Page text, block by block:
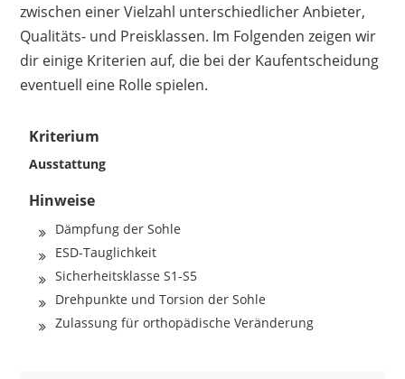
zwischen einer Vielzahl unterschiedlicher Anbieter,
Qualitäts- und Preisklassen. Im Folgenden zeigen wir
dir einige Kriterien auf, die bei der Kaufentscheidung
eventuell eine Rolle spielen.
Kriterium
Ausstattung
Hinweise
Dämpfung der Sohle
ESD-Tauglichkeit
Sicherheitsklasse S1-S5
Drehpunkte und Torsion der Sohle
Zulassung für orthopädische Veränderung